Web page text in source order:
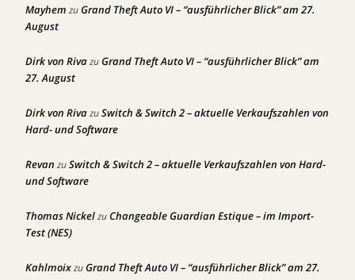
Mayhem zuGrand Theft Auto VI – “ausführlicher Blick” am 27.
August
Dirk von RivazuGrand Theft Auto VI – “ausführlicher Blick” am
27. August
Dirk von RivazuSwitch & Switch 2 – aktuelle Verkaufszahlen von
Hard- und Software
Revan zuSwitch & Switch 2 – aktuelle Verkaufszahlen von Hard-
und Software
Thomas NickelzuChangeable Guardian Estique – im Import-
Test (NES)
KahlmoixzuGrand Theft Auto VI – “ausführlicher Blick” am 27.